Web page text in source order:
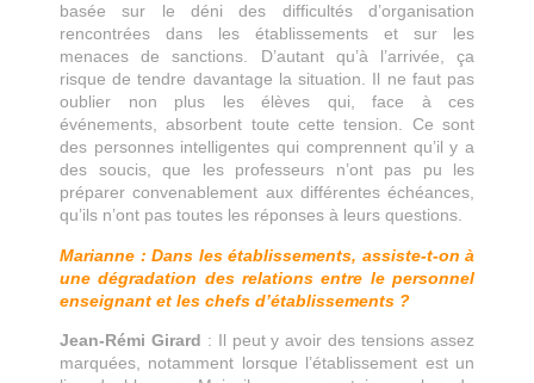
basée sur le déni des difficultés d’organisation
rencontrées dans les établissements et sur les
menaces de sanctions. D’autant qu’à l’arrivée, ça
risque de tendre davantage la situation. Il ne faut pas
oublier non plus les élèves qui, face à ces
événements, absorbent toute cette tension. Ce sont
des personnes intelligentes qui comprennent qu’il y a
des soucis, que les professeurs n’ont pas pu les
préparer convenablement aux différentes échéances,
qu’ils n’ont pas toutes les réponses à leurs questions.
Marianne : Dans les établissements, assiste-t-on à
une dégradation des relations entre le personnel
enseignant et les chefs d’établissements ?
Jean-Rémi Girard : Il peut y avoir des tensions assez
marquées, notamment lorsque l’établissement est un